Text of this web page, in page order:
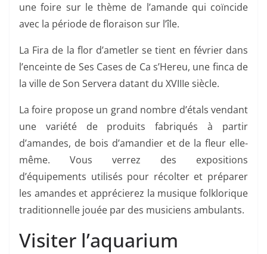
une foire sur le thème de l’amande qui coïncide
avec la période de floraison sur l’île.
La Fira de la flor d’ametler se tient en février dans
l’enceinte de Ses Cases de Ca s’Hereu, une finca de
la ville de Son Servera datant du XVIIIe siècle.
La foire propose un grand nombre d’étals vendant
une variété de produits fabriqués à partir
d’amandes, de bois d’amandier et de la fleur elle-
même. Vous verrez des expositions
d’équipements utilisés pour récolter et préparer
les amandes et apprécierez la musique folklorique
traditionnelle jouée par des musiciens ambulants.
Visiter l’aquarium